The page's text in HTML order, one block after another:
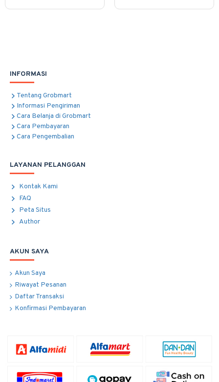
INFORMASI
Tentang Grobmart
Informasi Pengiriman
Cara Belanja di Grobmart
Cara Pembayaran
Cara Pengembalian
LAYANAN PELANGGAN
Kontak Kami
FAQ
Peta Situs
Author
AKUN SAYA
Akun Saya
Riwayat Pesanan
Daftar Transaksi
Konfirmasi Pembayaran